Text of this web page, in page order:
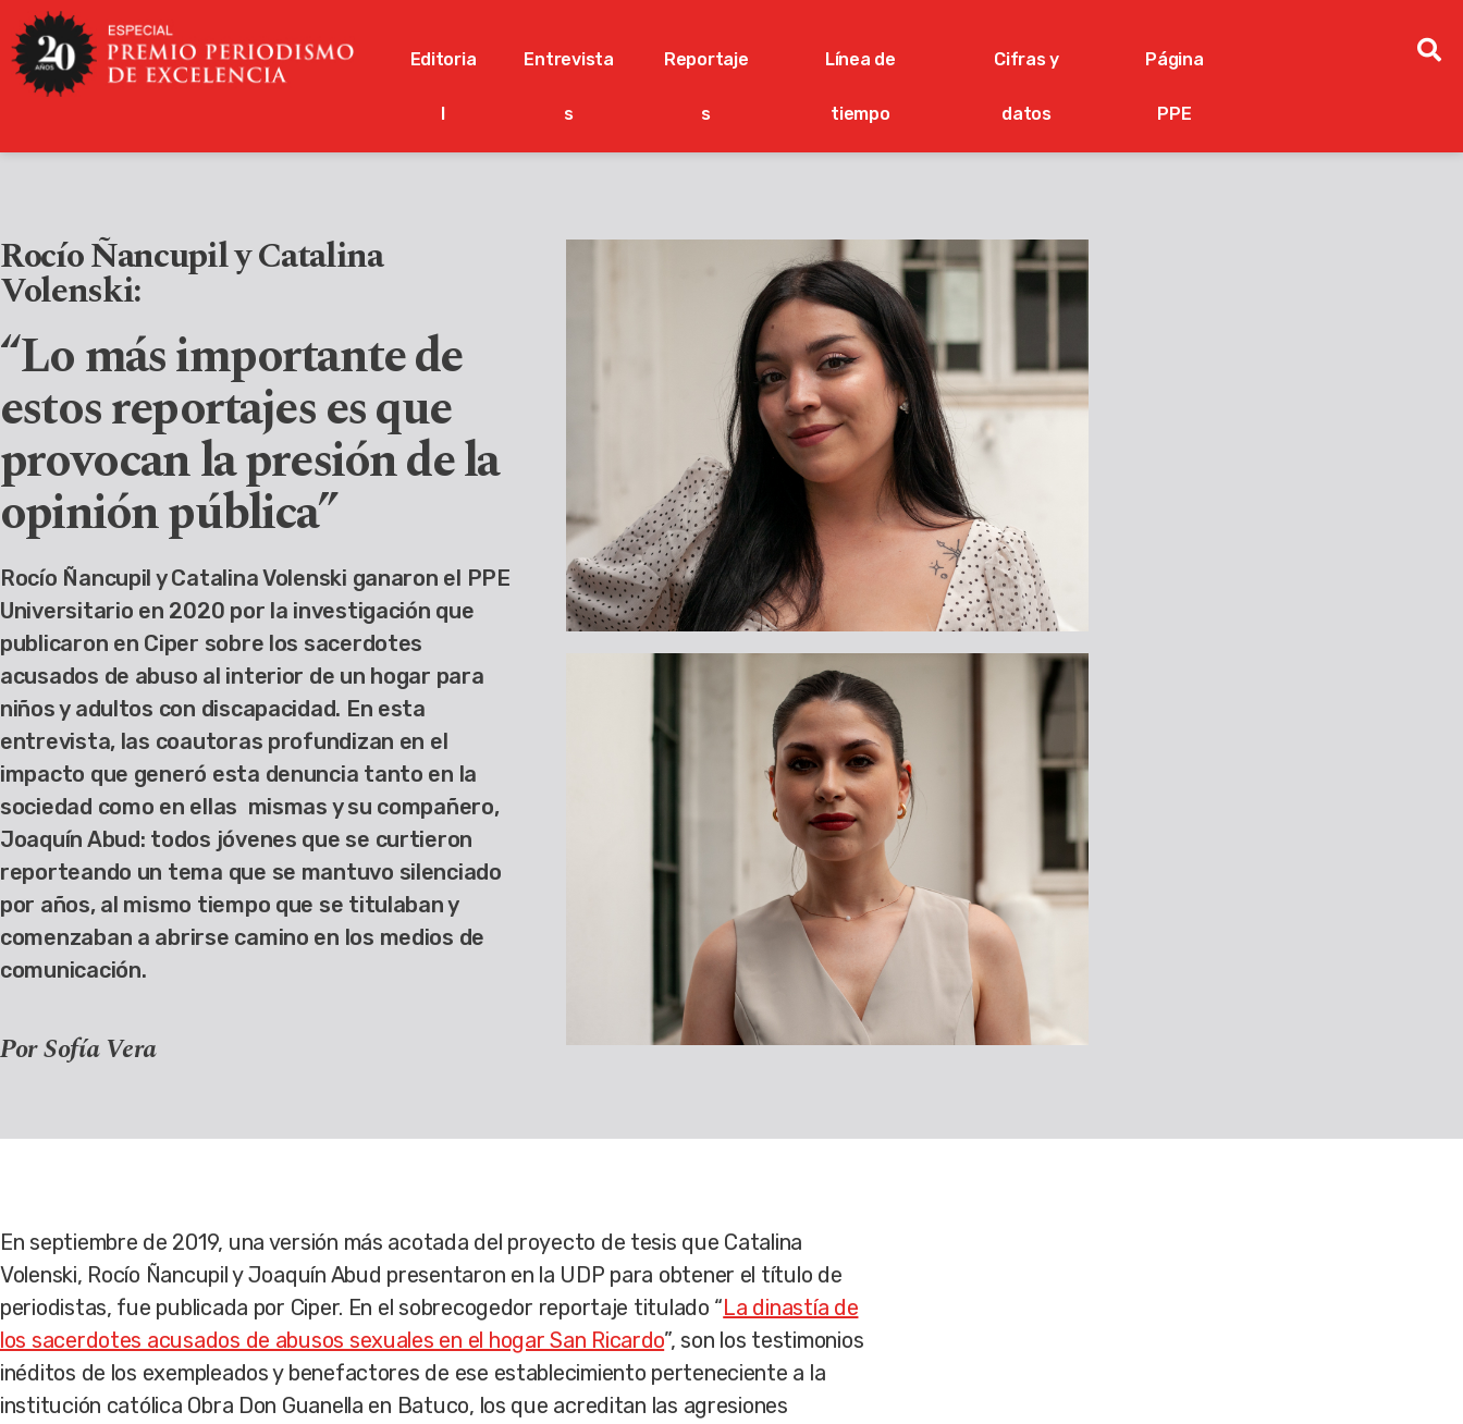
Editoria
l
Entrevista
s
Reportaje
s
Línea de
tiempo
Cifras y
datos
Página
PPE
Rocío Ñancupil y Catalina
Volenski:
“Lo más importante de
estos reportajes es que
provocan la presión de la
opinión pública”
Rocío Ñancupil y Catalina Volenski ganaron el PPE
Universitario en 2020 por la investigación que
publicaron en Ciper sobre los sacerdotes
acusados de abuso al interior de un hogar para
niños y adultos con discapacidad. En esta
entrevista, las coautoras profundizan en el
impacto que generó esta denuncia tanto en la
sociedad como en ellas mismas y su compañero,
Joaquín Abud: todos jóvenes que se curtieron
reporteando un tema que se mantuvo silenciado
por años, al mismo tiempo que se titulaban y
comenzaban a abrirse camino en los medios de
comunicación.
Por Sofía Vera
En septiembre de 2019, una versión más acotada del proyecto de tesis que Catalina
Volenski, Rocío Ñancupil y Joaquín Abud presentaron en la UDP para obtener el título de
periodistas, fue publicada por Ciper. En el sobrecogedor reportaje titulado “La dinastía de
los sacerdotes acusados de abusos sexuales en el hogar San Ricardo”, son los testimonios
inéditos de los exempleados y benefactores de ese establecimiento perteneciente a la
institución católica Obra Don Guanella en Batuco, los que acreditan las agresiones